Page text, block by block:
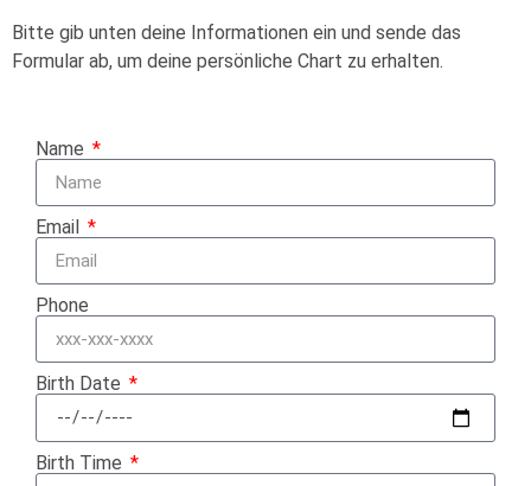
Bitte gib unten deine Informationen ein und sende das
Formular ab, um deine persönliche Chart zu erhalten.
Name
Email
Phone
Birth Date
Birth Time